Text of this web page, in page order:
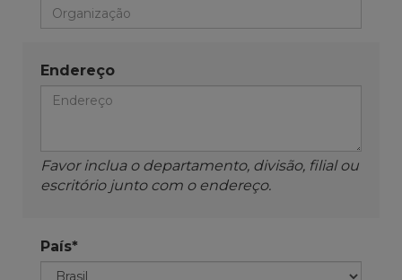
Endereço
Favor inclua o departamento, divisão, filial ou
escritório junto com o endereço.
País*